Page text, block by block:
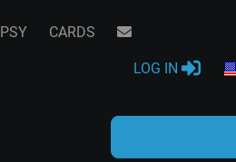
PSY CARDS
LOG IN